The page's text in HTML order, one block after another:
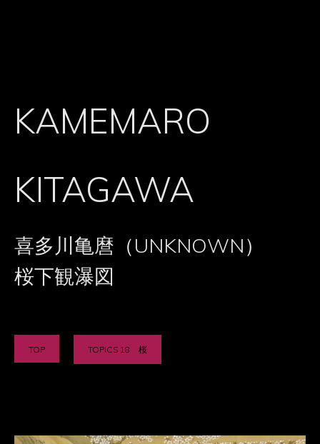
KAMEMARO
KITAGAWA
喜多川亀麿（UNKNOWN）
桜下観瀑図
TOP TOPICS 18 桜